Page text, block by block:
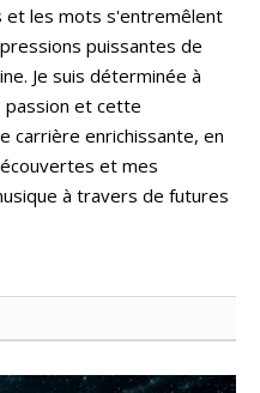
et les mots s'entremêlent
puissantes de
Je suis déterminée à
et cette
carrière enrichissante, en
et mes
à travers de futures